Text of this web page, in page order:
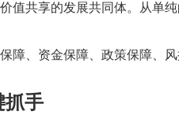
值共享的发展共同体。从单
障、资金保障、政策保障、
抓手